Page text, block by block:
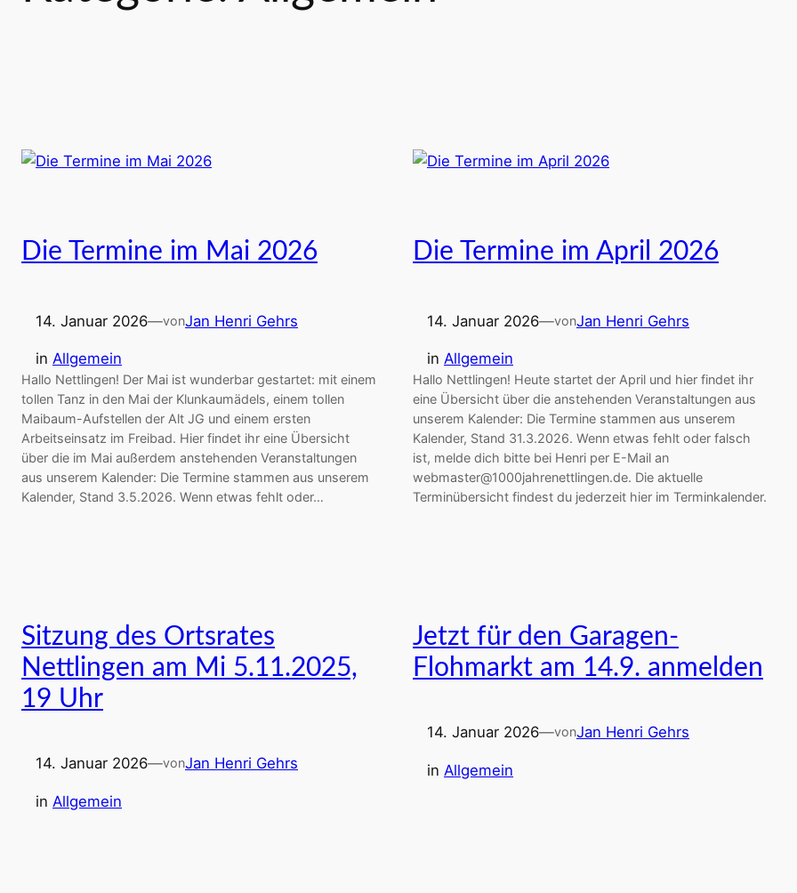
Die Termine im Mai 2026
14. Januar 2026—vonJan Henri Gehrs
in Allgemein
Hallo Nettlingen! Der Mai ist wunderbar gestartet: mit einem
tollen Tanz in den Mai der Klunkaumädels, einem tollen
Maibaum-Aufstellen der Alt JG und einem ersten
Arbeitseinsatz im Freibad. Hier findet ihr eine Übersicht
über die im Mai außerdem anstehenden Veranstaltungen
aus unserem Kalender: Die Termine stammen aus unserem
Kalender, Stand 3.5.2026. Wenn etwas fehlt oder…
Die Termine im April 2026
14. Januar 2026—vonJan Henri Gehrs
in Allgemein
Hallo Nettlingen! Heute startet der April und hier findet ihr
eine Übersicht über die anstehenden Veranstaltungen aus
unserem Kalender: Die Termine stammen aus unserem
Kalender, Stand 31.3.2026. Wenn etwas fehlt oder falsch
ist, melde dich bitte bei Henri per E-Mail an
webmaster@1000jahrenettlingen.de. Die aktuelle
Terminübersicht findest du jederzeit hier im Terminkalender.
Sitzung des Ortsrates
Nettlingen am Mi 5.11.2025,
19 Uhr
14. Januar 2026—vonJan Henri Gehrs
in Allgemein
Jetzt für den Garagen-
Flohmarkt am 14.9. anmelden
14. Januar 2026—vonJan Henri Gehrs
in Allgemein